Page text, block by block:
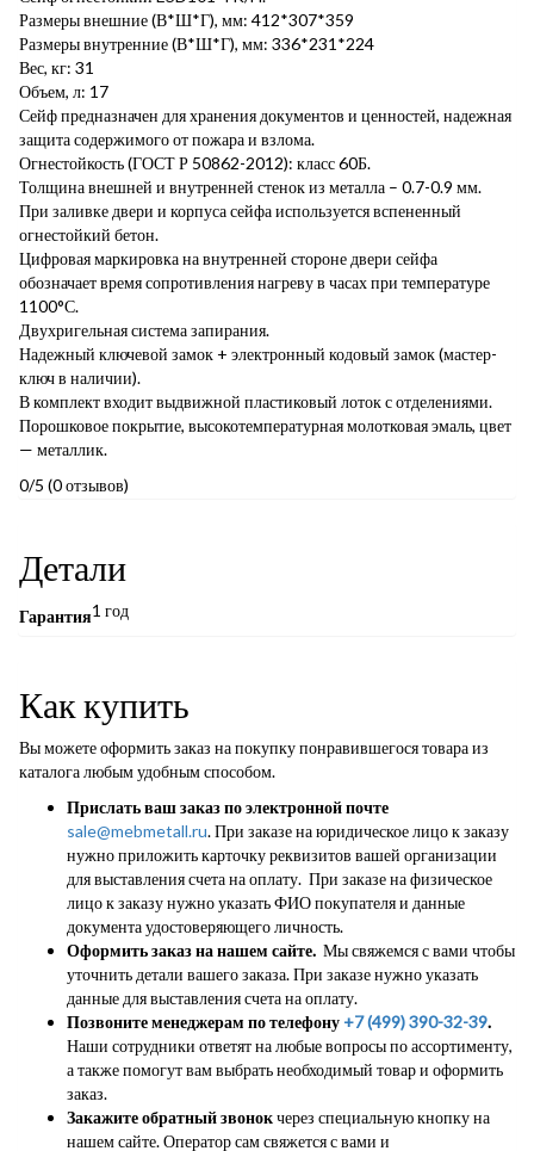
Размеры внешние (В*Ш*Г), мм: 412*307*359
Размеры внутренние (В*Ш*Г), мм: 336*231*224
Вес, кг: 31
Объем, л: 17
Сейф предназначен для хранения документов и ценностей, надежная
защита содержимого от пожара и взлома.
Огнестойкость (ГОСТ Р 50862-2012): класс 60Б.
Толщина внешней и внутренней стенок из металла – 0.7-0.9 мм.
При заливке двери и корпуса сейфа используется вспененный
огнестойкий бетон.
Цифровая маркировка на внутренней стороне двери сейфа
обозначает время сопротивления нагреву в часах при температуре
1100°С.
Двухригельная система запирания.
Надежный ключевой замок + электронный кодовый замок (мастер-
ключ в наличии).
В комплект входит выдвижной пластиковый лоток с отделениями.
Порошковое покрытие, высокотемпературная молотковая эмаль, цвет
— металлик.
0/5 (0 отзывов)
Детали
Гарантия1 год
Как купить
Вы можете оформить заказ на покупку понравившегося товара из
каталога любым удобным способом.
Прислать ваш заказ по электронной почте
sale@mebmetall.ru. При заказе на юридическое лицо к заказу
нужно приложить карточку реквизитов вашей организации
для выставления счета на оплату. При заказе на физическое
лицо к заказу нужно указать ФИО покупателя и данные
документа удостоверяющего личность.
Оформить заказ на нашем сайте. Мы свяжемся с вами чтобы
уточнить детали вашего заказа. При заказе нужно указать
данные для выставления счета на оплату.
Позвоните менеджерам по телефону +7 (499) 390-32-39.
Наши сотрудники ответят на любые вопросы по ассортименту,
а также помогут вам выбрать необходимый товар и оформить
заказ.
Закажите обратный звонокчерез специальную кнопку на
нашем сайте. Оператор сам свяжется с вами и